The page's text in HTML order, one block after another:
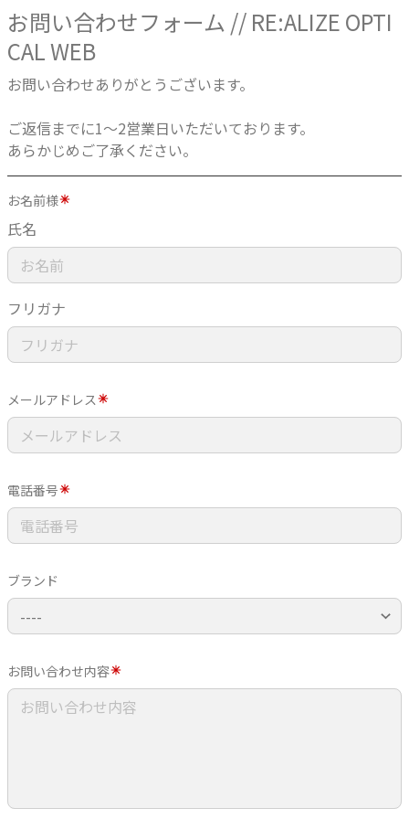
お問い合わせフォーム // RE:ALIZE OPTI
CAL WEB
お問い合わせありがとうございます。
ご返信までに1〜2営業日いただいております。
あらかじめご了承ください。
お名前様
氏名
フリガナ
メールアドレス
電話番号
ブランド
お問い合わせ内容